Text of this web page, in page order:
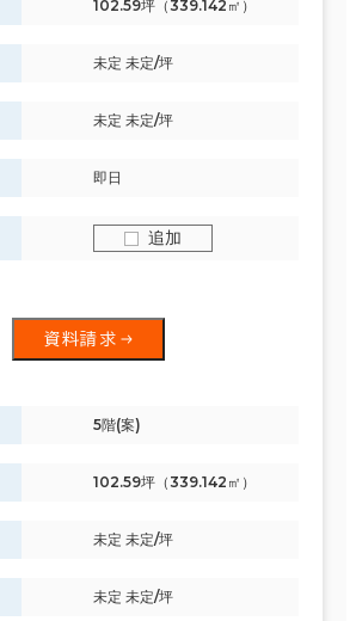
102.59坪（339.142㎡）
未定 未定/坪
未定 未定/坪
即日
追加
資料請求
5階(案)
102.59坪（339.142㎡）
未定 未定/坪
未定 未定/坪